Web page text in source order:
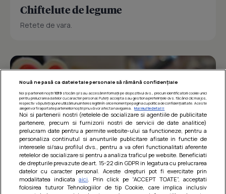
Chiftelute de legume
Retete de vara.
Barcute din vinete cu arpagic rosu
Nouă ne pasă ca datele tale personale să rămână confidențiale
Noi și partenerii noștri 1019stocăm și/sau accesăm informații pe dispozitivul dvs., precum identificatorii cookie unici
pentru prelucrarea datelor cu caracter personal. Puteți accepta sau gestiona preferințele dvs. făcând clic mai jos,
respectiv vă puteți opune utilizării unui interes legitim în orice moment pe pagina cu politica de confidențialitate. Aceste
alegeri vor fi raportate partenerilor noștri și nu vă vor afecta navigarea.
Mai multe detalii
Noi si partenerii nostri (retelele de socializare si agentiile de publicitate
partenere, precum si furnizorii nostri de servicii de date analitice)
prelucram date pentru a permite website-ului sa functioneze, pentru a
personaliza continutul si anunturile publicitare afisate in functie de
interesele si/sau profilul dvs., pentru a va oferi functionalitati aferente
retelelor de socializare si pentru a analiza traficul pe website. Beneficiati
de drepturile prevazute de art. 15-22 din GDPR in legatura cu prelucrarea
datelor cu caracter personal. Aceste drepturi pot fi exercitate prin
modalitatea indicataaici . Prin click pe “ACCEPT TOATE”, acceptati
folosirea tuturor Tehnologiilor de tip Cookie, care implica inclusiv